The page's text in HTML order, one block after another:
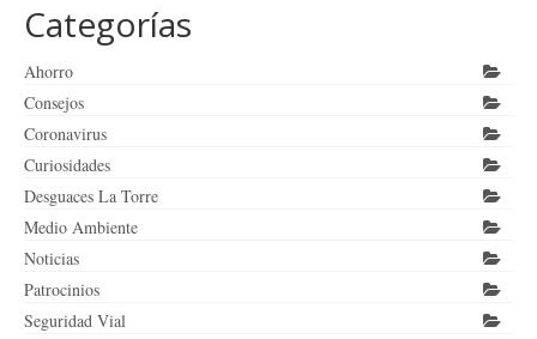
Categorías
Ahorro
Consejos
Coronavirus
Curiosidades
Desguaces La Torre
Medio Ambiente
Noticias
Patrocinios
Seguridad Vial